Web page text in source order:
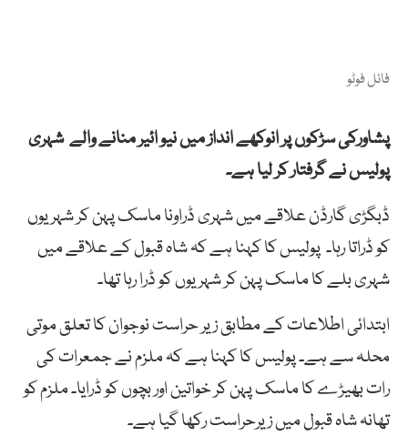
فائل فوٹو
پشاورکیسڑکوںپرانوکھے انداز میںنیوائیرمنانےوالے شہری
پولیس نے گرفتار کر لیا ہے۔
ڈبگڑیگارڈنعلاقےمیںشہریڈراوناماسکپہنکرشہریوں
کوڈراتارہا۔پولیس کا کہنا ہے کہ شاہقبولکےعلاقےمیں
شہریبلےکاماسکپہنکرشہریوںکوڈرارہاتھا۔
ابتدائی اطلاعات کے مطابق زیر حراست نوجوان کا تعلق موتی
محلہ سے ہے۔ پولیس کا کہنا ہے کہ ملزم نے جمعرات کی
رات بھیڑے کا ماسک پہن کر خواتین اور بچوں کو ڈرایا۔ ملزم کو
تھانہ شاہ قبول میں زیرحراست رکھا گیا ہے۔